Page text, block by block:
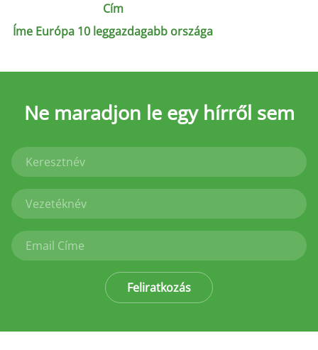
Cím
Íme Európa 10 leggazdagabb országa
Ne maradjon le egy hírről sem
Feliratkozás